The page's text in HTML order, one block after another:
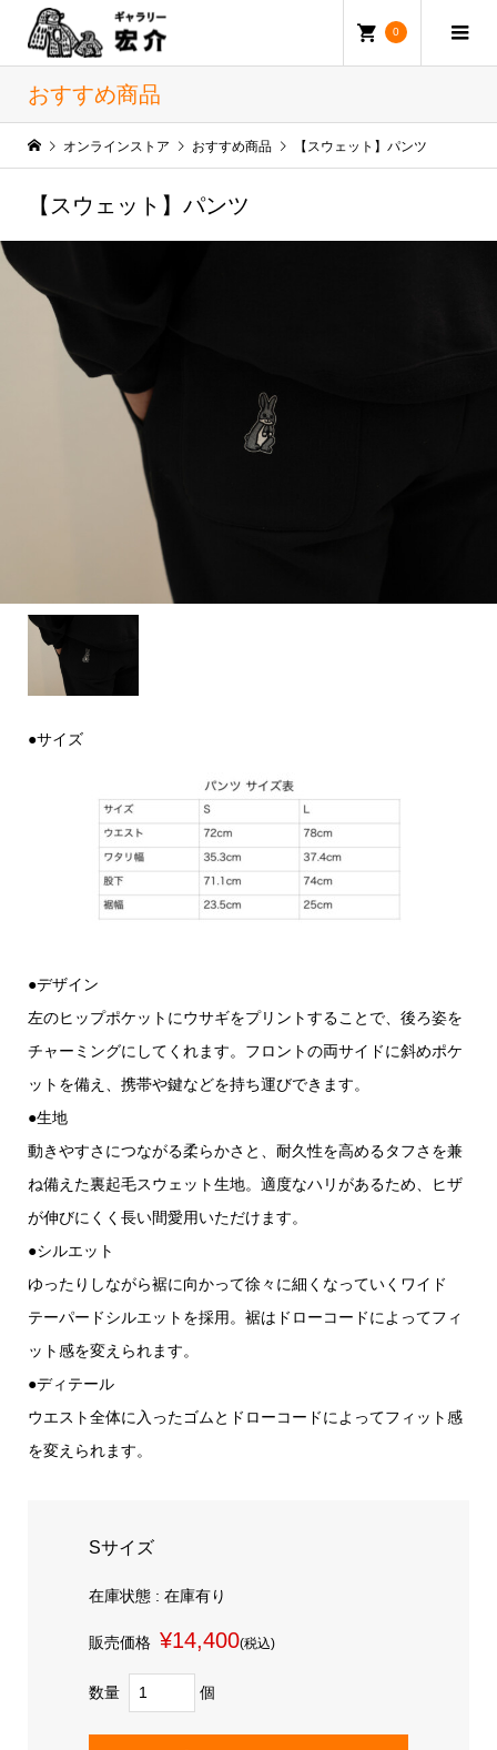
0
おすすめ商品
オンラインストア おすすめ商品 【スウェット】パンツ
【スウェット】パンツ
●サイズ
●デザイン
左のヒップポケットにウサギをプリントすることで、後ろ姿を
チャーミングにしてくれます。フロントの両サイドに斜めポケ
ットを備え、携帯や鍵などを持ち運びできます。
●生地
動きやすさにつながる柔らかさと、耐久性を高めるタフさを兼
ね備えた裏起毛スウェット生地。適度なハリがあるため、ヒザ
が伸びにくく長い間愛用いただけます。
●シルエット
ゆったりしながら裾に向かって徐々に細くなっていくワイド
テーパードシルエットを採用。裾はドローコードによってフィ
ット感を変えられます。
●ディテール
ウエスト全体に入ったゴムとドローコードによってフィット感
を変えられます。
Sサイズ
在庫状態 : 在庫有り
販売価格 ¥14,400(税込)
数量 個